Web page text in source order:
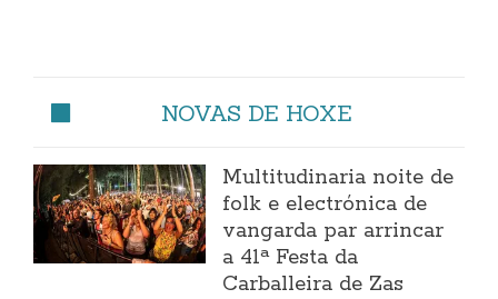
NOVAS DE HOXE
Multitudinaria noite de
folk e electrónica de
vangarda par arrincar
a 41ª Festa da
Carballeira de Zas